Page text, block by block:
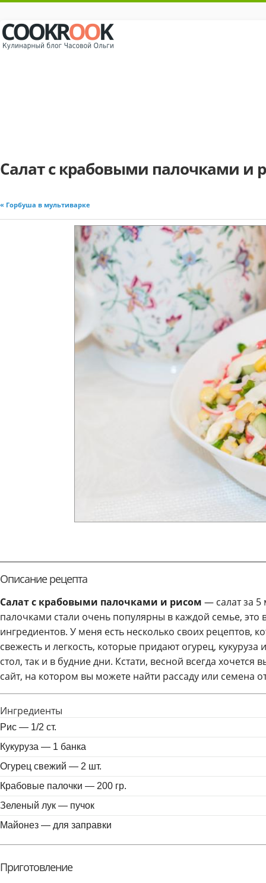
Салат с крабовыми палочками и
« Горбуша в мультиварке
Описание рецепта
Салат с крабовыми палочками и рисом — салат за 5
палочками стали очень популярны в каждой семье, это
ингредиентов. У меня есть несколько своих рецептов,
свежесть и легкость, которые придают огурец,
стол, так и в будние дни. Кстати, весной всегда
сайт, на котором вы можете найти рассаду или семена
Ингредиенты
Рис — 1/2 ст.
Кукуруза — 1 банка
Огурец свежий — 2 шт.
Крабовые палочки — 200 гр.
Зеленый лук — пучок
Майонез — для заправки
Приготовление